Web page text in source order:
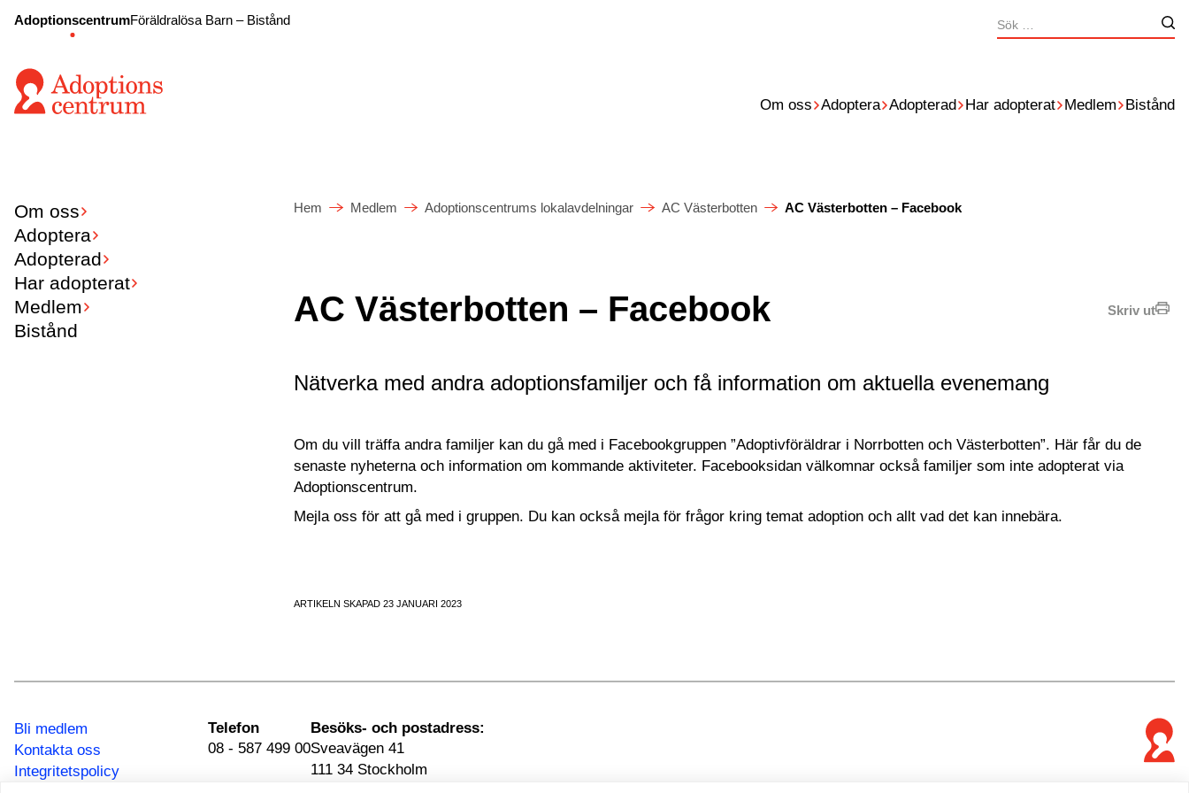
AdoptionscentrumFöräldralösa Barn – Bistånd
Sök
efter:
Om oss Adoptera Adopterad Har adopterat Medlem Bistånd
Om oss
Adoptera
Adopterad
Har adopterat
Medlem
Bistånd
Hem Medlem Adoptionscentrums lokalavdelningar AC Västerbotten AC Västerbotten – Facebook
Skriv ut
AC Västerbotten – Facebook
Nätverka med andra adoptionsfamiljer och få information om aktuella evenemang
Om du vill träffa andra familjer kan du gå med i Facebookgruppen ”Adoptivföräldrar i Norrbotten och Västerbotten”. Här får du de
senaste nyheterna och information om kommande aktiviteter. Facebooksidan välkomnar också familjer som inte adopterat via
Adoptionscentrum.
Mejla oss för att gå med i gruppen. Du kan också mejla för frågor kring temat adoption och allt vad det kan innebära.
ARTIKELN SKAPAD 23 JANUARI 2023
Bli medlem
Kontakta oss
Integritetspolicy
Telefon
08 - 587 499 00Sveavägen 41
111 34 Stockholm